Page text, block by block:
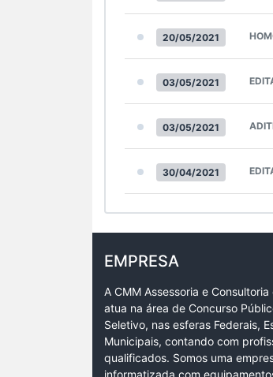
20/05/2021
03/05/2021
03/05/2021
30/04/2021
EMPRESA
A CMM Assessoria e
atua na área de Concurso
Seletivo, nas esferas Federais,
Municipais, contando com
qualificados. Somos uma